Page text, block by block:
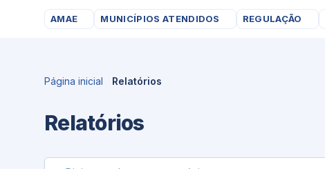
AMAE MUNICÍPIOS ATENDIDOS REGULAÇÃO
Página inicial Relatórios
Relatórios
Buscar nesta página